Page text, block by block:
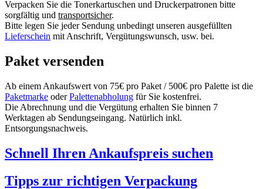
Verpacken Sie die Tonerkartuschen und Druckerpatronen bitte
sorgfältig und transportsicher.
Bitte legen Sie jeder Sendung unbedingt unseren ausgefüllten
Lieferschein mit Anschrift, Vergütungswunsch, usw. bei.
Paket versenden
Ab einem Ankaufswert von 75€ pro Paket / 500€ pro Palette ist die
Paketmarke oderPalettenabholung für Sie kostenfrei.
Die Abrechnung und die Vergütung erhalten Sie binnen 7
Werktagen ab Sendungseingang. Natürlich inkl.
Entsorgungsnachweis.
Schnell Ihren Ankaufspreis suchen
Tipps zur richtigen Verpackung